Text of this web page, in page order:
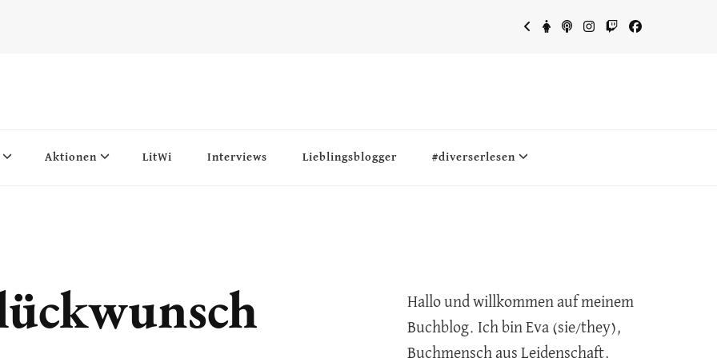
Aktionen LitWi Interviews Lieblingsblogger #diverserlesen
Hallo und willkommen auf meinem
Buchblog. Ich bin Eva (sie/they),
Buchmensch aus Leidenschaft,